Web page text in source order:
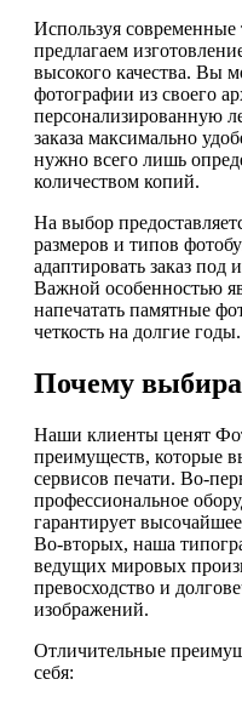
Используя
предлагаем
высокого качества. Вы
фотографии из своего
персонализированную
заказа максимально
нужно всего лишь
количеством копий.
На выбор
размеров и типов
адаптировать заказ
Важной особенностью
напечатать памятные
четкость на долгие годы.
Почему
Наши клиенты ценят
преимуществ, которые
сервисов печати. Во-
профессиональное
гарантирует
Во-вторых, наша
ведущих мировых
превосходство и
изображений.
Отличительные
себя: